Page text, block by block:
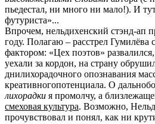
пьедестал, ни много ни мало!). И
футуриста»...
Впрочем, нельдихенский стэнд-ап
году. Полагаю – расстрел
фактором: «Цех поэтов»
уехали за кордон, на страну
днилихорадочного опознавания
креативногопотенциала. О
лихорадки я промолчу, а
смеховая культура. Возможно,
прочувствовал и понял, как ни